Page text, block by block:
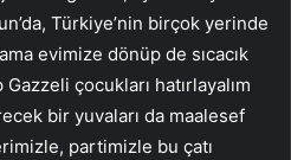
Türkiye’nin birçok yerinde
evimize dönüp de sıcacık
çocukları hatırlayalım
bir yuvaları da maalesef
partimizle bu çatı